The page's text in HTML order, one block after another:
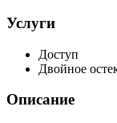
Услуги
Доступ
Двойное
Описание